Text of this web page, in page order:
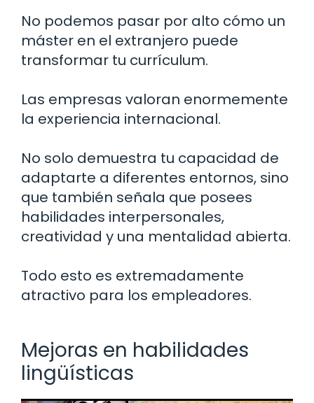
No podemos pasar por alto cómo un
máster en el extranjero puede
transformar tu currículum.
Las empresas valoran enormemente
la experiencia internacional.
No solo demuestra tu capacidad de
adaptarte a diferentes entornos, sino
que también señala que posees
habilidades interpersonales,
creatividad y una mentalidad abierta.
Todo esto es extremadamente
atractivo para los empleadores.
Mejoras en habilidades
lingüísticas